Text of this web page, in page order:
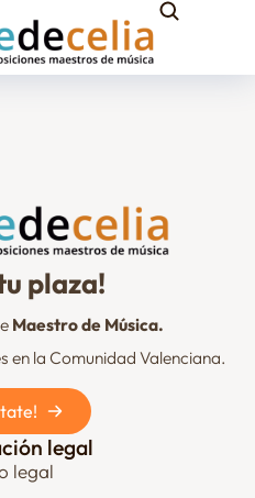
plaza!
Maestro de Música.
en la Comunidad Valenciana.
legal
legal